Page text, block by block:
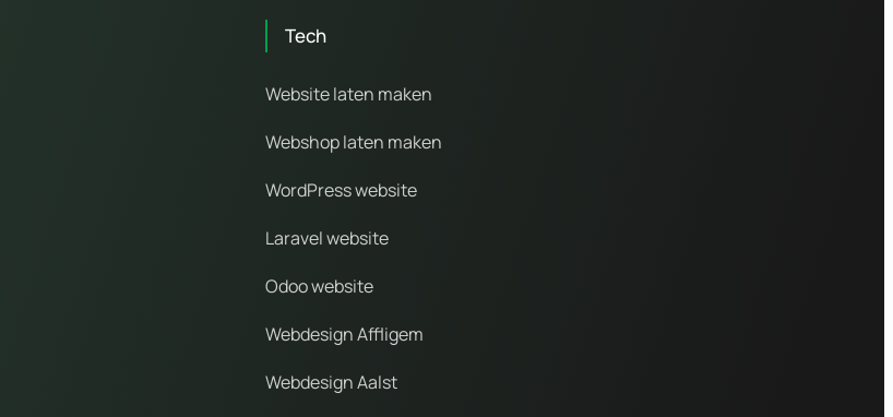
Tech
Website laten maken
Webshop laten maken
WordPress website
Laravel website
Odoo website
Webdesign Affligem
Webdesign Aalst